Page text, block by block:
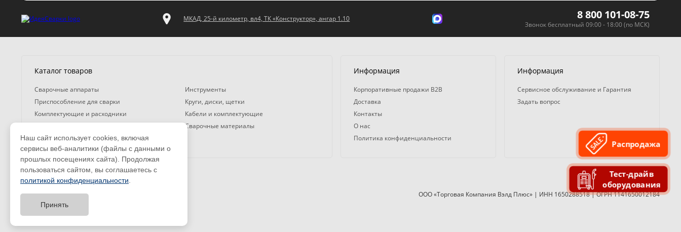
МКАД, 25-й километр, вл4, ТК «Конструктор», ангар 1.10 8 800 101-08-75
Звонок бесплатный 09:00 - 18:00 (по МСК)
Каталог товаров
Сварочные аппараты
Инструменты
Приспособление для сварки
Круги, диски, щетки
Комплектующие и расходники
Кабели и комплектующие
Сварочные материалы
Средства защиты
Информация
Корпоративные продажи B2B
Доставка
Контакты
О нас
Политика конфиденциальности
Информация
Сервисное обслуживание и Гарантия
Задать вопрос
© 2008 — 2026. ООО «ТК Вэлд Плюс»
Тел.: 8 800 101-08-75 (с 10:00 до 19:00)
ООО «Торговая Компания Вэлд Плюс» | ИНН 1650288518 | ОГРН 1141650012184
Наш сайт использует cookies, включая
сервисы веб-аналитики (файлы с данными о
прошлых посещениях сайта). Продолжая
пользоваться сайтом, вы соглашаетесь с
политикой конфиденциальности
Принять
Тест-драйв
оборудования
Распродажа